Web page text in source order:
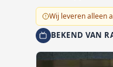
Wij leveren alleen
BEKEND VAN